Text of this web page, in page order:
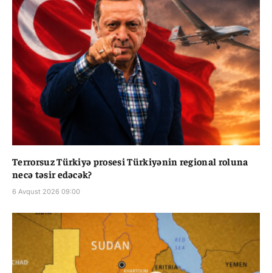
Terrorsuz Türkiyə prosesi Türkiyənin regional roluna
necə təsir edəcək?
6 Avqust 2026 09:00